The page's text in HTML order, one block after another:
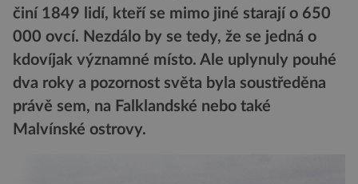
činí 1849 lidí, kteří se mimo jiné starají o 650
000 ovcí. Nezdálo by se tedy, že se jedná o
kdovíjak významné místo. Ale uplynuly pouhé
dva roky a pozornost světa byla soustředěna
právě sem, na Falklandské nebo také
Malvínské ostrovy.